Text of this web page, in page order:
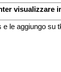
visualizzare
e le aggiungo